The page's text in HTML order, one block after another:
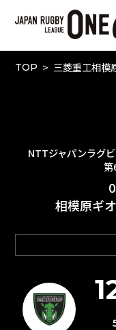
TOP 三菱重工相模
NTTジャパンラグ
第
相模原ギ